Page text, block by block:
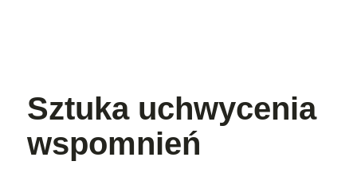
Sztuka uchwycenia
wspomnień